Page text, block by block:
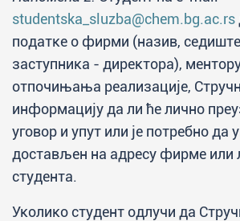
studentska_sluzba@chem.bg.ac.rs
податке о фирми (назив,
заступника - директора),
отпочињања реализације,
информацију да ли ће лично
уговор и упут или је потребно да
достављен на адресу фирме или
студента.
Уколико студент одлучи да